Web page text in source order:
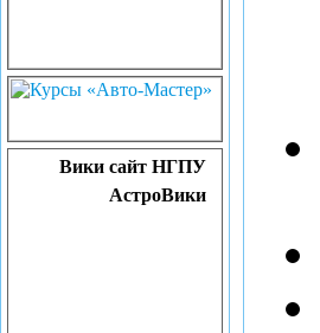
Вики сайт НГПУ
АстроВики